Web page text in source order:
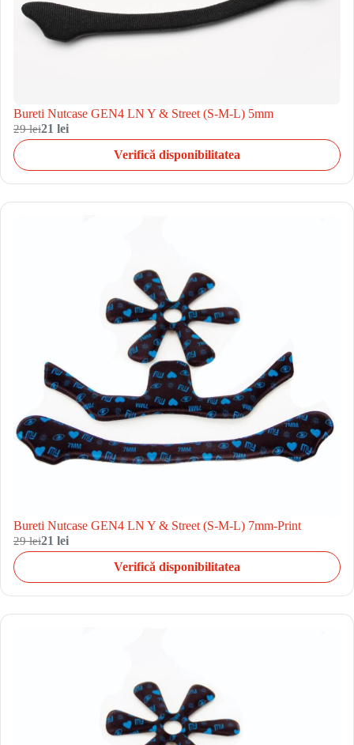
Bureti Nutcase GEN4 LN Y & Street (S-M-L) 5mm
29 lei21 lei
Verifică disponibilitatea
Bureti Nutcase GEN4 LN Y & Street (S-M-L) 7mm-Print
29 lei21 lei
Verifică disponibilitatea